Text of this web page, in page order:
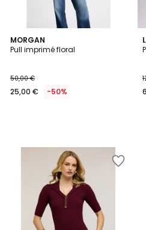
MORGAN
Pull imprimé floral
50,00 €
25,00 € -50%